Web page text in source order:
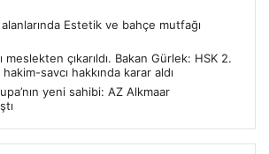
alanlarında Estetik ve bahçe mutfağı
meslekten çıkarıldı. Bakan Gürlek: HSK 2.
savcı hakkında karar aldı
yeni sahibi: AZ Alkmaar